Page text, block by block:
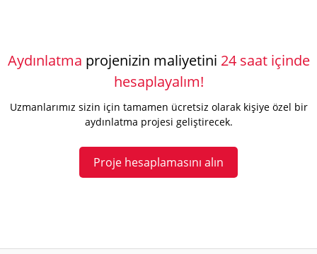
Aydınlatma projenizin maliyetini 24 saat içinde
hesaplayalım!
Uzmanlarımız sizin için tamamen ücretsiz olarak kişiye özel bir
aydınlatma projesi geliştirecek.
Proje hesaplamasını alın